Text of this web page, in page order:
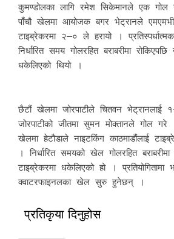
कुमण्डोलका लागि रमेश सिकेमानले एक गोल
पाँचौ खेलमा आयोजक बगर भेट्रानले एमएमभी
टाइब्रेकरमा २–० ले हरायो ।
निर्धारित समय गोलरहित बराबरीमा
धकेलिएको थियो ।
छैटौं खेलमा जोरपाटीले चितवन भेट्रानलाई
जोरपाटीको जीतमा सुमन मोक्तानले गोल
खेलमा हेटौडाले नाइटकिंग काठमाडौंलाई
। निर्धारित समयको खेल गोलरहित
टाइब्रेकरमा धकेलिएको हो । प्रतियोगितामा
क्वाटरफाइनलका खेल सुरु हुनेछन् ।
प्रतिकृया दिनुहोस